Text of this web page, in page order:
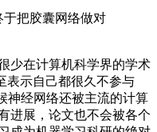
于把胶囊网络做对
在计算机科学界的学术
表示自己都很久不参与
经网络还被主流的计算
进展，论文也不会被各个